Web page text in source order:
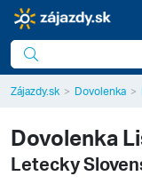
Zájazdy.sk Dovolenka
Dovolenka
Letecky